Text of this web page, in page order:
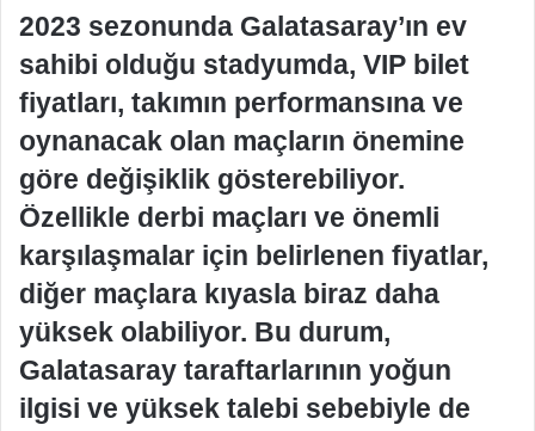
2023 sezonunda Galatasaray’ın ev
sahibi olduğu stadyumda, VIP bilet
fiyatları, takımın performansına ve
oynanacak olan maçların önemine
göre değişiklik gösterebiliyor.
Özellikle derbi maçları ve önemli
karşılaşmalar için belirlenen fiyatlar,
diğer maçlara kıyasla biraz daha
yüksek olabiliyor. Bu durum,
Galatasaray taraftarlarının yoğun
ilgisi ve yüksek talebi sebebiyle de